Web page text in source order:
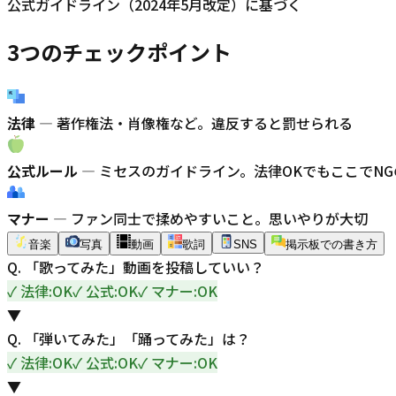
公式ガイドライン（2024年5月改定）に基づく
3つのチェックポイント
法律 — 著作権法・肖像権など。違反すると罰せられる
公式ルール — ミセスのガイドライン。法律OKでもここでNG
マナー — ファン同士で揉めやすいこと。思いやりが大切
音楽 写真 動画 歌詞 SNS 掲示板での書き方
Q.
「歌ってみた」動画を投稿していい？
✓ 法律:OK✓ 公式:OK✓ マナー:OK
▼
Q.
「弾いてみた」「踊ってみた」は？
✓ 法律:OK✓ 公式:OK✓ マナー:OK
▼